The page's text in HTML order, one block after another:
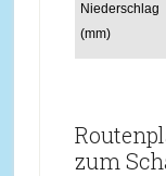
Niederschlag
(mm)
zum